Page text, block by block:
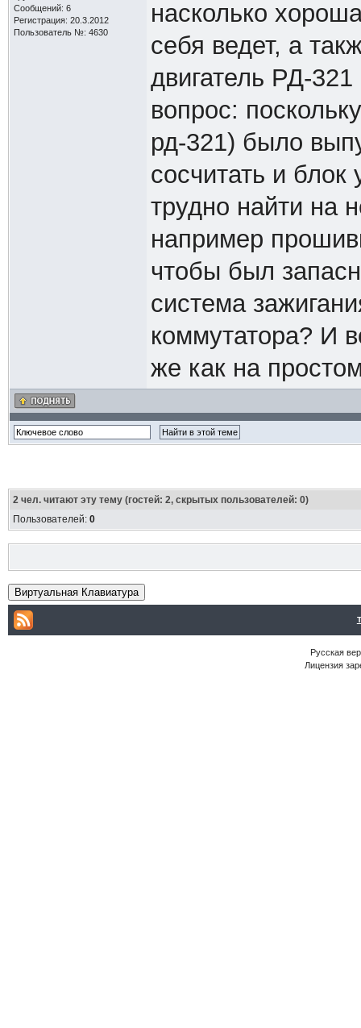
Сообщений: 6
Регистрация: 20.3.2012
Пользователь №: 4630
насколько
себя ведет, а
двигатель РД-
вопрос:
рд-321) было
сосчитать и блок
трудно найти на
например
чтобы был
система
коммутатора? И
же как на
2чел. читают эту тему (гостей: 2, скрытых пользователей: 0)
Пользователей: 0
Виртуальная Клавиатура
Русская
Лицензия